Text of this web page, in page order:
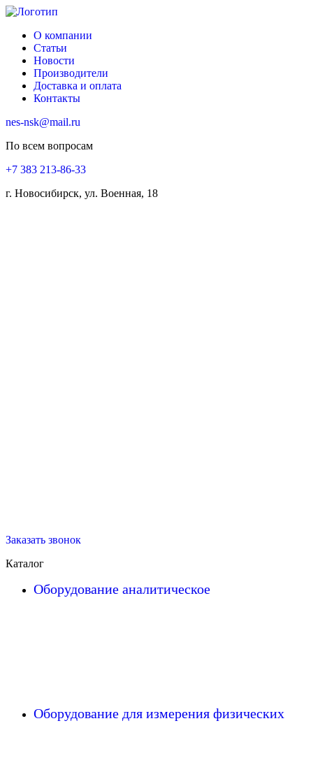
О компании
Статьи
Новости
Производители
Доставка и оплата
Контакты
nes-nsk@mail.ru
По всем вопросам
+7 383 213-86-33
г. Новосибирск, ул. Военная, 18
Заказать звонок
Каталог
Оборудование аналитическое
Оборудование для измерения физических